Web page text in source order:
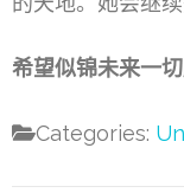
希望似锦未来一切
Categories: